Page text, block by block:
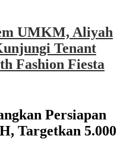
UMKM, Aliyah
Tenant
Fashion Fiesta
Persiapan
Targetkan 5.000